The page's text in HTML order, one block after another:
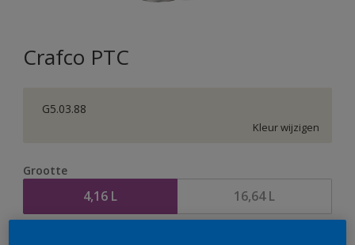
Crafco PTC
G5.03.88
Kleur wijzigen
Grootte
4,16 L 16,64 L